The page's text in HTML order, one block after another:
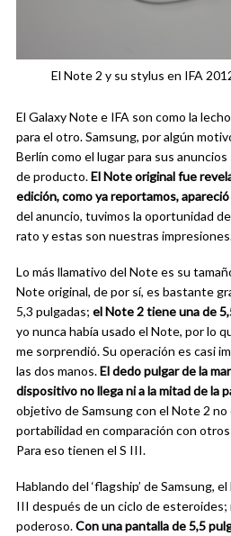
El Note 2 y su stylus en IFA
El Galaxy Note e IFA son como la
para el otro. Samsung, por algún
Berlín como el lugar para sus
de producto.El Note original fue
edición, como ya reportamos,
del anuncio, tuvimos la oportunidad
rato y estas son nuestras
Lo más llamativo del Note es su
Note original, de por sí, es bastante
5,3 pulgadas; el Note 2 tiene una de
yo nunca había usado el Note, por lo
me sorprendió. Su operación es casi
las dos manos.El dedo pulgar de la
dispositivo no llega ni a la mitad de la
objetivo de Samsung con el Note 2
portabilidad en comparación con
Para eso tienen el S III.
Hablando del ‘flagship’ de Samsung,
III después de un ciclo de esteroides;
poderoso.Con una pantalla de 5,5